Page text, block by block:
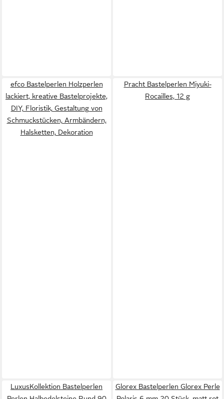
efco Bastelperlen Holzperlen
lackiert, kreative Bastelprojekte,
DIY, Floristik, Gestaltung von
Schmuckstücken, Armbändern,
Halsketten, Dekoration
Pracht Bastelperlen Miyuki-
Rocailles, 12 g
LuxusKollektion Bastelperlen
Glorex Bastelperlen Glorex Perle